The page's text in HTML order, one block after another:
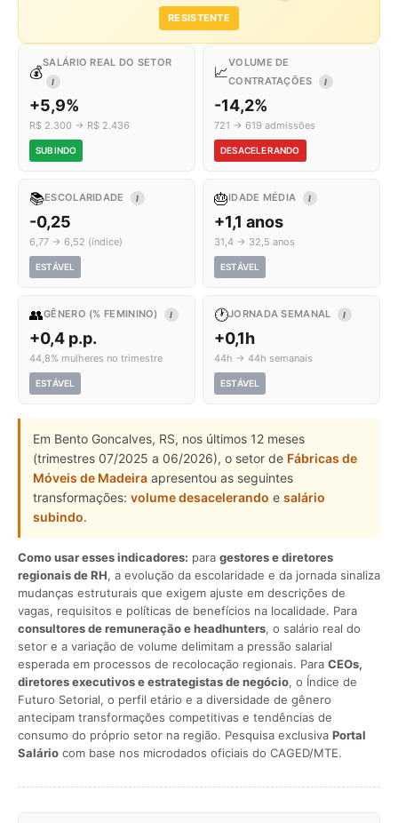
RESISTENTE
💰
SALÁRIO REAL DO SETOR
I
+5,9%
R$ 2.300 → R$ 2.436
SUBINDO
📈
VOLUME DE
CONTRATAÇÕES
I
-14,2%
721 → 619 admissões
DESACELERANDO
📚ESCOLARIDADE I
-0,25
6,77 → 6,52 (índice)
ESTÁVEL
🎂IDADE MÉDIA I
+1,1 anos
31,4 → 32,5 anos
ESTÁVEL
👥GÊNERO (% FEMININO) I
+0,4 p.p.
44,8% mulheres no trimestre
ESTÁVEL
🕐JORNADA SEMANAL I
+0,1h
44h → 44h semanais
ESTÁVEL
Em Bento Goncalves, RS, nos últimos 12 meses
(trimestres 07/2025 a 06/2026), o setor de Fábricas de
Móveis de Madeira apresentou as seguintes
transformações: volume desacelerando e salário
subindo.
Como usar esses indicadores: para gestores e diretores
regionais de RH, a evolução da escolaridade e da jornada sinaliza
mudanças estruturais que exigem ajuste em descrições de
vagas, requisitos e políticas de benefícios na localidade. Para
consultores de remuneração e headhunters, o salário real do
setor e a variação de volume delimitam a pressão salarial
esperada em processos de recolocação regionais. Para CEOs,
diretores executivos e estrategistas de negócio, o Índice de
Futuro Setorial, o perfil etário e a diversidade de gênero
antecipam transformações competitivas e tendências de
consumo do próprio setor na região. Pesquisa exclusiva Portal
Salário com base nos microdados oficiais do CAGED/MTE.